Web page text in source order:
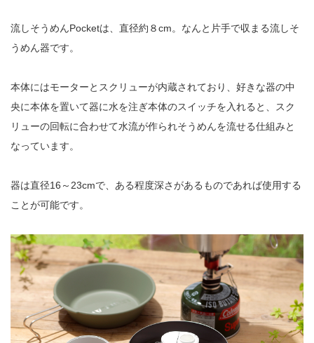
流しそうめんPocketは、直径約８cm。なんと片手で収まる流しそ
うめん器です。
本体にはモーターとスクリューが内蔵されており、好きな器の中
央に本体を置いて器に水を注ぎ本体のスイッチを入れると、スク
リューの回転に合わせて水流が作られそうめんを流せる仕組みと
なっています。
器は直径16～23cmで、ある程度深さがあるものであれば使用する
ことが可能です。